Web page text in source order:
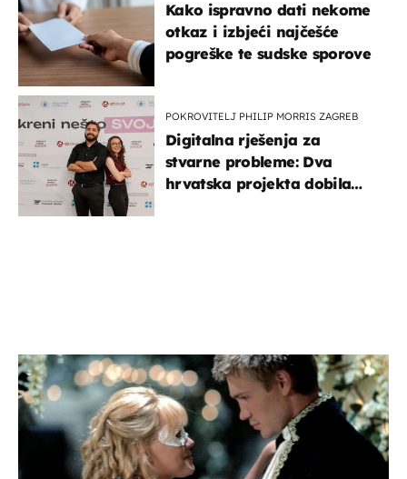
Kako ispravno dati nekome
otkaz i izbjeći najčešće
pogreške te sudske sporove
POKROVITELJ PHILIP MORRIS ZAGREB
Digitalna rješenja za
stvarne probleme: Dva
hrvatska projekta dobila